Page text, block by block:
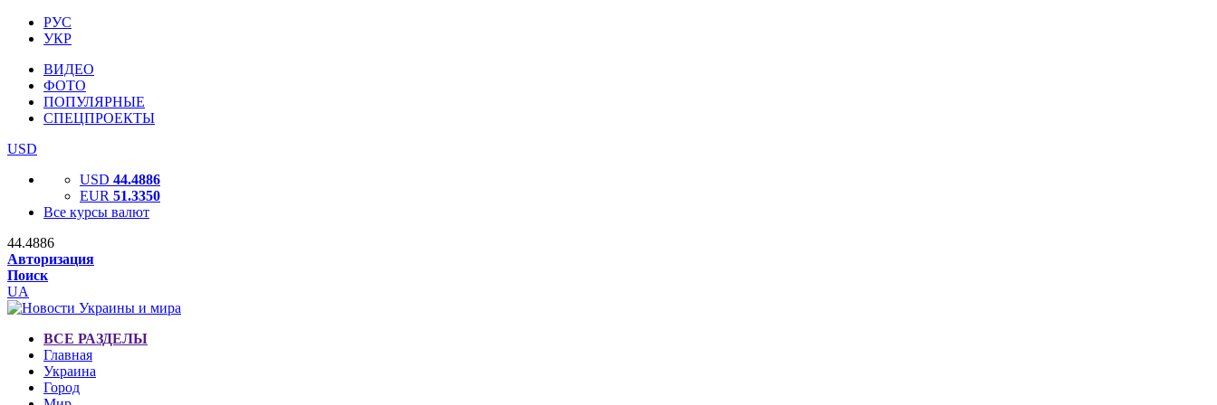
РУС
УКР
ВИДЕО
ФОТО
ПОПУЛЯРНЫЕ
СПЕЦПРОЕКТЫ
USD
USD 44.4886
EUR 51.3350
Все курсы валют
44.4886
Авторизация
Поиск
UA
ВСЕ РАЗДЕЛЫ
Главная
Украина
Город